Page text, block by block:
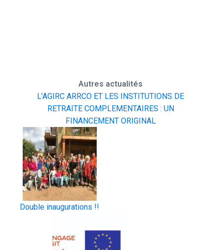
Autres actualités
L’AGIRC ARRCO ET LES INSTITUTIONS DE
RETRAITE COMPLEMENTAIRES : UN
FINANCEMENT ORIGINAL
Double inaugurations !!